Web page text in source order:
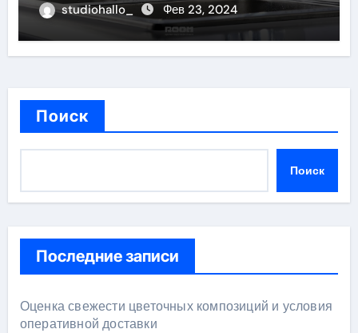
studiohallo_ Фев 23, 2024
Поиск
Поиск
Последние записи
Оценка свежести цветочных композиций и условия
оперативной доставки